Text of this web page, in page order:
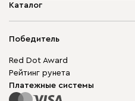
О компании
Гарантия
Для бизнеса
Карта сайта
Каталог
Корпусная мебель
Модульная мебель
Столы и стулья
Победитель
Red Dot Award
Рейтинг рунета
Платежные системы